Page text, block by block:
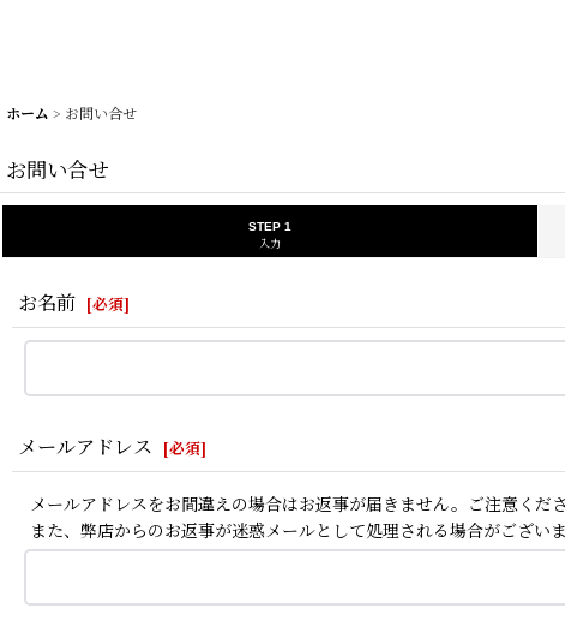
ホーム > お問い合せ
お問い合せ
STEP 1
入力
お名前 [必須]
メールアドレス [必須]
メールアドレスをお間違えの場合はお返事が届きません。ご注意くださ
また、弊店からのお返事が迷惑メールとして処理される場合がござい